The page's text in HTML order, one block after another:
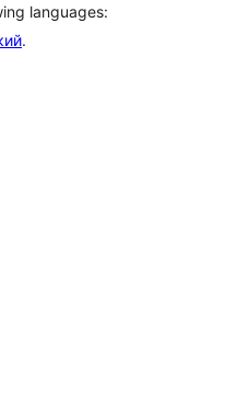
languages:
.